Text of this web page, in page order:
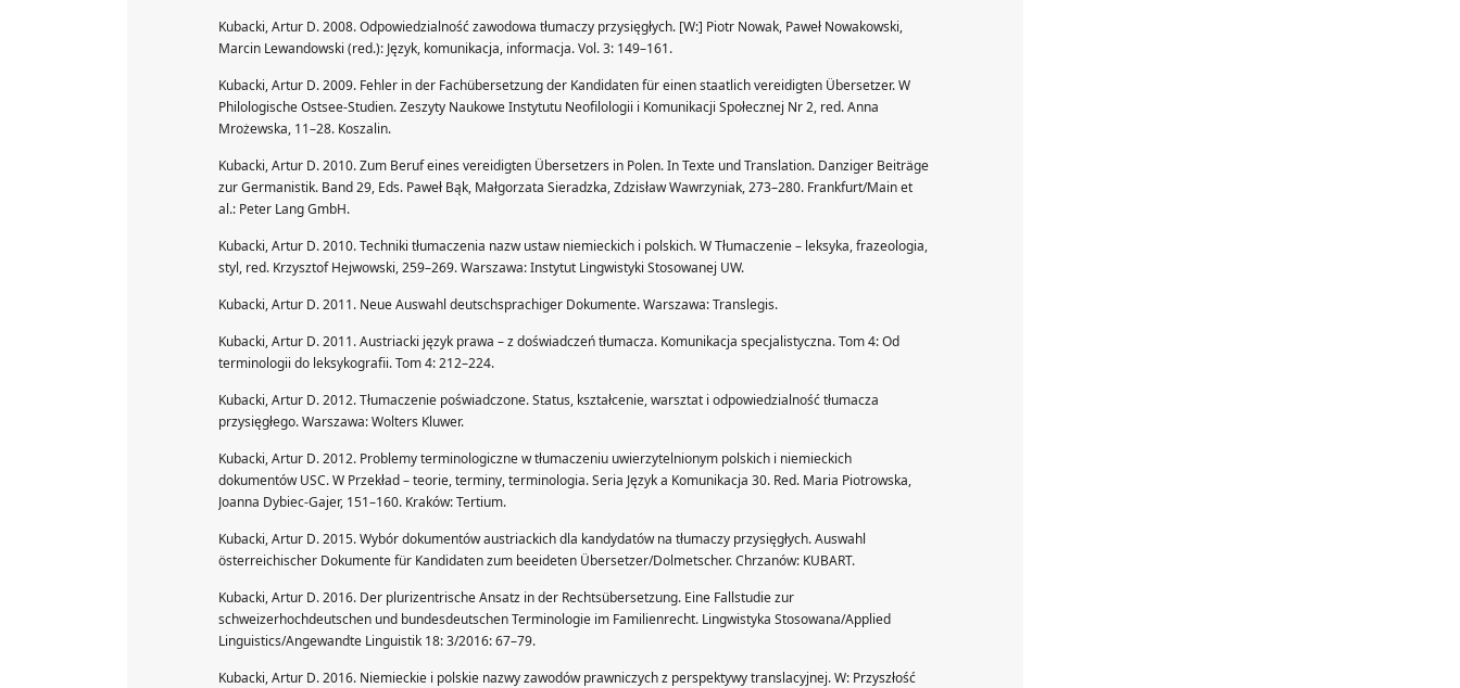
Kubacki, Artur D. 2008. Odpowiedzialność zawodowa tłumaczy przysięgłych. [W:] Piotr Nowak, Paweł Nowakowski,
Marcin Lewandowski (red.): Język, komunikacja, informacja. Vol. 3: 149–161.
Kubacki, Artur D. 2009. Fehler in der Fachübersetzung der Kandidaten für einen staatlich vereidigten Übersetzer. W
Philologische Ostsee-Studien. Zeszyty Naukowe Instytutu Neofilologii i Komunikacji Społecznej Nr 2, red. Anna
Mrożewska, 11–28. Koszalin.
Kubacki, Artur D. 2010. Zum Beruf eines vereidigten Übersetzers in Polen. In Texte und Translation. Danziger Beiträge
zur Germanistik. Band 29, Eds. Paweł Bąk, Małgorzata Sieradzka, Zdzisław Wawrzyniak, 273–280. Frankfurt/Main et
al.: Peter Lang GmbH.
Kubacki, Artur D. 2010. Techniki tłumaczenia nazw ustaw niemieckich i polskich. W Tłumaczenie – leksyka, frazeologia,
styl, red. Krzysztof Hejwowski, 259–269. Warszawa: Instytut Lingwistyki Stosowanej UW.
Kubacki, Artur D. 2011. Neue Auswahl deutschsprachiger Dokumente. Warszawa: Translegis.
Kubacki, Artur D. 2011. Austriacki język prawa – z doświadczeń tłumacza. Komunikacja specjalistyczna. Tom 4: Od
terminologii do leksykografii. Tom 4: 212–224.
Kubacki, Artur D. 2012. Tłumaczenie poświadczone. Status, kształcenie, warsztat i odpowiedzialność tłumacza
przysięgłego. Warszawa: Wolters Kluwer.
Kubacki, Artur D. 2012. Problemy terminologiczne w tłumaczeniu uwierzytelnionym polskich i niemieckich
dokumentów USC. W Przekład – teorie, terminy, terminologia. Seria Język a Komunikacja 30. Red. Maria Piotrowska,
Joanna Dybiec-Gajer, 151–160. Kraków: Tertium.
Kubacki, Artur D. 2015. Wybór dokumentów austriackich dla kandydatów na tłumaczy przysięgłych. Auswahl
ӧsterreichischer Dokumente für Kandidaten zum beeideten Übersetzer/Dolmetscher. Chrzanów: KUBART.
Kubacki, Artur D. 2016. Der plurizentrische Ansatz in der Rechtsübersetzung. Eine Fallstudie zur
schweizerhochdeutschen und bundesdeutschen Terminologie im Familienrecht. Lingwistyka Stosowana/Applied
Linguistics/Angewandte Linguistik 18: 3/2016: 67–79.
Kubacki, Artur D. 2016. Niemieckie i polskie nazwy zawodów prawniczych z perspektywy translacyjnej. W: Przyszłość